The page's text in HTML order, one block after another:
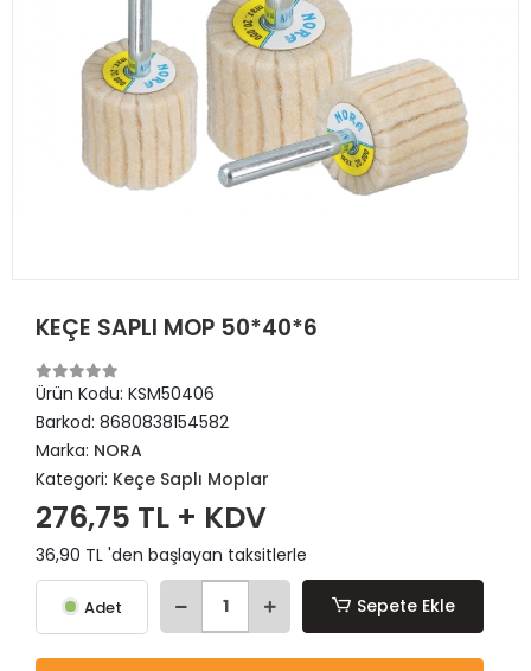
KEÇE SAPLI MOP 50*40*6
Ürün Kodu: KSM50406
Barkod: 8680838154582
Marka: NORA
Kategori: Keçe Saplı Moplar
276,75 TL + KDV
36,90 TL 'den başlayan taksitlerle
Adet Sepete Ekle